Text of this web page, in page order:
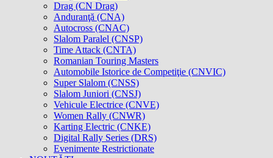
Drag (CN Drag)
Anduranţă (CNA)
Autocross (CNAC)
Slalom Paralel (CNSP)
Time Attack (CNTA)
Romanian Touring Masters
Automobile Istorice de Competiţie (CNVIC)
Super Slalom (CNSS)
Slalom Juniori (CNSJ)
Vehicule Electrice (CNVE)
Women Rally (CNWR)
Karting Electric (CNKE)
Digital Rally Series (DRS)
Evenimente Restrictionate